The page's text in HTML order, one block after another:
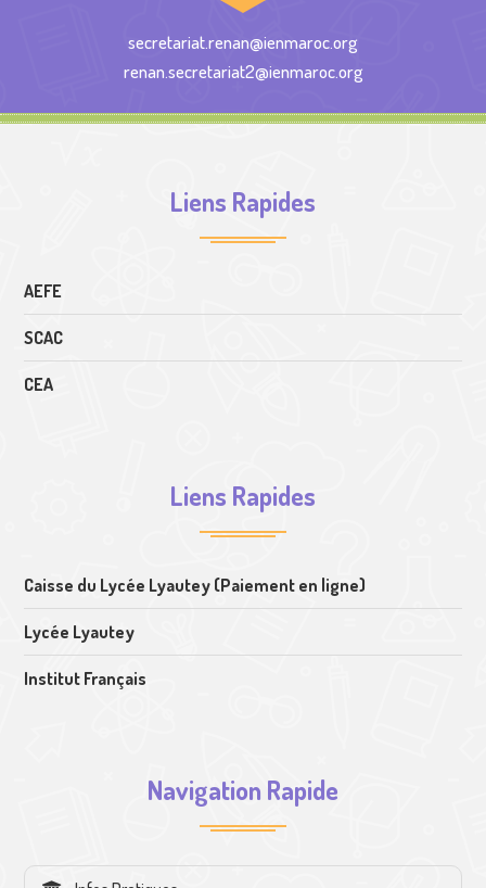
secretariat.renan@ienmaroc.org
renan.secretariat2@ienmaroc.org
Liens Rapides
AEFE
SCAC
CEA
Liens Rapides
Caisse du Lycée Lyautey (Paiement en ligne)
Lycée Lyautey
Institut Français
Navigation Rapide